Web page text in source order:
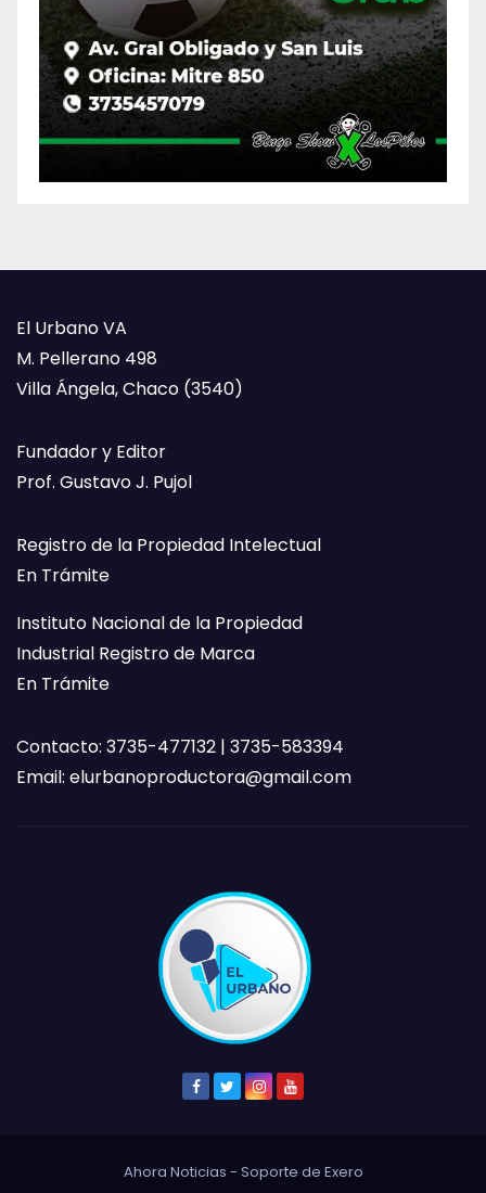
El Urbano VA
M. Pellerano 498
Villa Ángela, Chaco (3540)
Fundador y Editor
Prof. Gustavo J. Pujol
Registro de la Propiedad Intelectual
En Trámite
Instituto Nacional de la Propiedad
Industrial Registro de Marca
En Trámite
Contacto: 3735-477132 | 3735-583394
Email: elurbanoproductora@gmail.com
Ahora Noticias - Soporte de Exero